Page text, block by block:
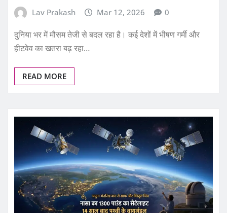
Lav Prakash Mar 12, 2026 0
दुनिया भर में मौसम तेजी से बदल रहा है। कई देशों में भीषण गर्मी और
हीटवेव का खतरा बढ़ रहा…
READ MORE